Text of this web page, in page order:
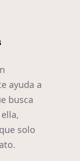
ayuda a
busca
solo